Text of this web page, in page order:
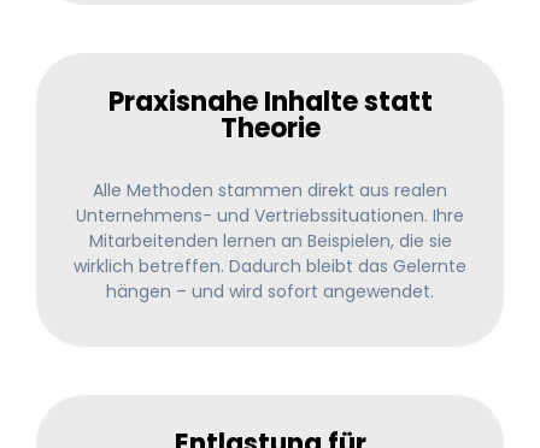
Praxisnahe Inhalte statt
Theorie
Alle Methoden stammen direkt aus realen
Unternehmens- und Vertriebssituationen. Ihre
Mitarbeitenden lernen an Beispielen, die sie
wirklich betreffen. Dadurch bleibt das Gelernte
hängen – und wird sofort angewendet.